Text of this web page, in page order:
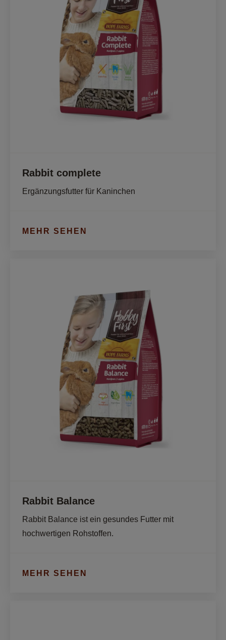
Rabbit complete
Ergänzungsfutter für Kaninchen
MEHR SEHEN
Rabbit Balance
Rabbit Balance ist ein gesundes Futter mit
hochwertigen Rohstoffen.
MEHR SEHEN